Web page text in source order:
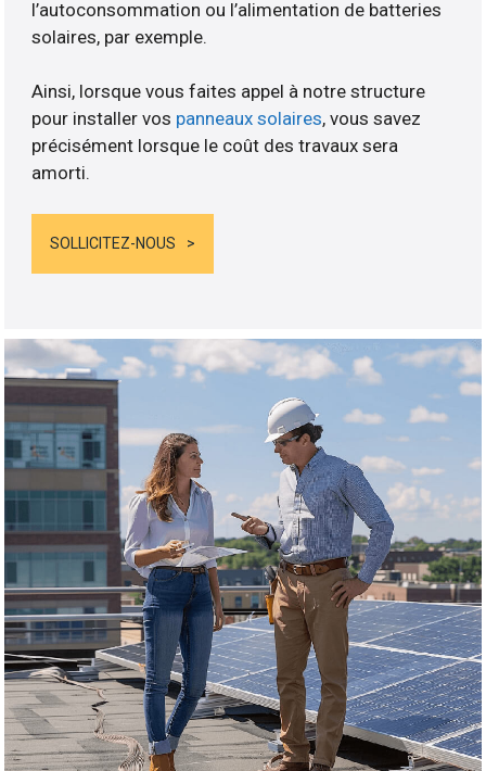
l’autoconsommation ou l’alimentation de batteries
solaires, par exemple.
Ainsi, lorsque vous faites appel à notre structure
pour installer vos panneaux solaires, vous savez
précisément lorsque le coût des travaux sera
amorti.
SOLLICITEZ-NOUS